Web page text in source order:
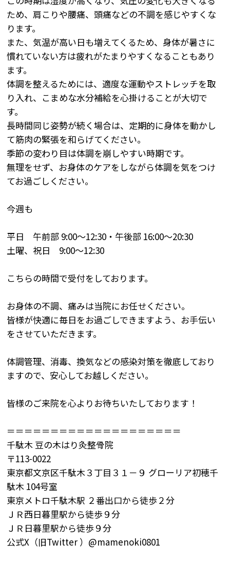
ため、肩こりや腰痛、頭痛などの不調を感じやすくな
ります。
また、気温が高い日も増えてくるため、身体が暑さに
慣れていない方は疲れがたまりやすくなることもあり
ます。
体調を整えるためには、適度な運動やストレッチを取
り入れ、こまめな水分補給を心掛けることが大切で
す。
長時間同じ姿勢が続く場合は、定期的に身体を動かし
て筋肉の緊張を和らげてください。
季節の変わり目は体調を崩しやすい時期です。
無理をせず、お身体のケアをしながら体調を気をつけ
てお過ごしください。
今週も
平日 午前部 9:00～12:30・午後部 16:00～20:30
土曜、祝日 9:00～12:30
こちらの時間で受付をしております。
お身体の不調、痛みは当院にお任せください。
皆様が快適に毎日をお過ごしできますよう、お手伝い
をさせていただきます。
体調管理、消毒、換気などの感染対策を徹底しており
ますので、安心してお越しください。
皆様のご来院を心よりお待ちいたしております！
＝＝＝＝＝＝＝＝＝＝＝＝＝＝＝＝＝＝＝＝
千駄木 豆の木はり灸整骨院
〒113-0022
東京都文京区千駄木３丁目３１－９ グローリア初穂千
駄木 104号室
東京メトロ千駄木駅 ２番出口から徒歩２分
ＪＲ西日暮里駅から徒歩９分
ＪＲ日暮里駅から徒歩９分
公式X（旧Twitter ）@mamenoki0801